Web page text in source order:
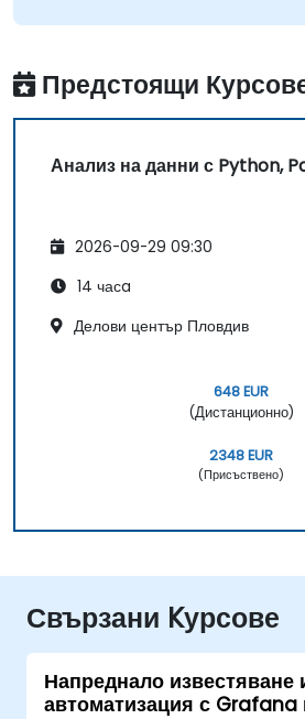
Предстоящи
Анализ на данни с Python,
2026-09-29 09:30
14 часa
Делови център Пловдив
648 EUR
(Дистанционно)
2348 EUR
(Присъствено)
Свързани Kурсове
Напреднало известяване
автоматизация с